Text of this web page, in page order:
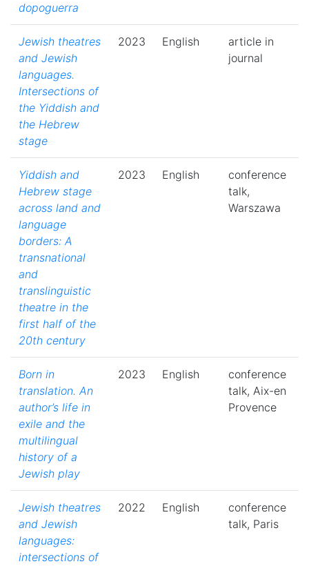
dopoguerra
Jewish theatres
and Jewish
languages.
Intersections of
the Yiddish and
the Hebrew
stage
2023 English
article in
journal
Yiddish and
Hebrew stage
across land and
language
borders: A
transnational
and
translinguistic
theatre in the
first half of the
20th century
2023 English
conference
talk,
Warszawa
Born in
translation. An
author’s life in
exile and the
multilingual
history of a
Jewish play
2023 English
conference
talk, Aix-en
Provence
Jewish theatres
and Jewish
languages:
intersections of
2022 English
conference
talk, Paris